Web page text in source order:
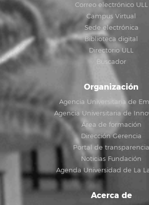
Correo electrónico ULL
Campus Virtual
Sede electrónica
Biblioteca digital
Directorio ULL
Buscador
Organización
Agencia Universitaria de
Agencia Universitaria de
Área de formación
Dirección Gerencia
Portal de transparencia
Noticias Fundación
Agenda Universidad de La
Acerca de